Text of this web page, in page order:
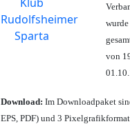
von
Download: Im Downloadpaket
EPS, PDF) und 3